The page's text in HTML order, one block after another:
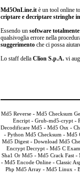
Md5OnLine.itè un tool online
criptare e decriptare stringhe
Essendo un software
qualsivoglia errore nella
suggerimentoche ci possa
Lo staff della Clion S.p.A.vi
Md5 Reverse - Md5 Checksum
Encript- Grub-md5-crypt-
Decodificare Md5 - Md5 Osx -
- Python Md5 Checksum - Md5
Md5 Digest- Download Md5
Encrypt Decrypt- Md5 C
Sha1 Or Md5 - Md5 Crack Fast -
- Md5 Encode Online- Classic
Php Md5 Array - Md5 Linux -